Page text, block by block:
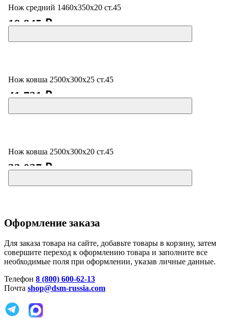
Нож средний 1460х350х20 ст.45
19 845 ₽
Нож ковша 2500х300х25 ст.45
41 731 ₽
Нож ковша 2500х300х20 ст.45
33 037 ₽
Оформление заказа
Для заказа товара на сайте, добавьте товары в корзину, затем
совершите переход к оформлению товара и заполните все
необходимые поля при оформлении, указав личные данные.
Телефон 8 (800) 600-62-13
Почта shop@dsm-russia.com